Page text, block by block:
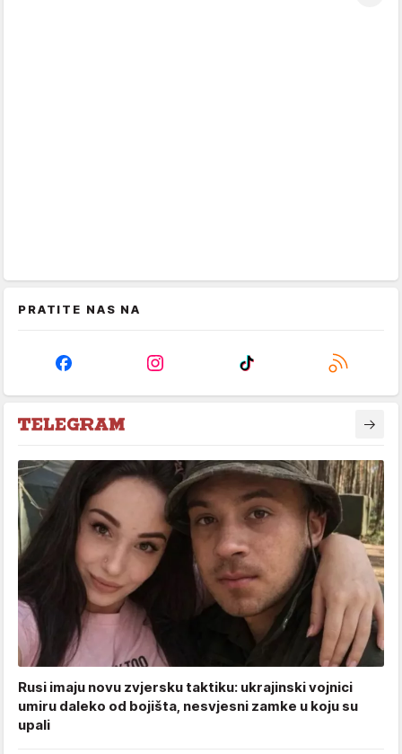
PRATITE NAS NA
Rusi imaju novu zvjersku taktiku: ukrajinski vojnici
umiru daleko od bojišta, nesvjesni zamke u koju su
upali